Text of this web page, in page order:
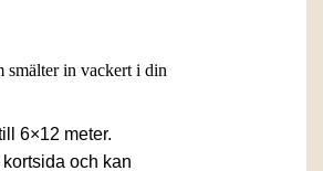
smälter in vackert i din
6×12 meter.
och kan